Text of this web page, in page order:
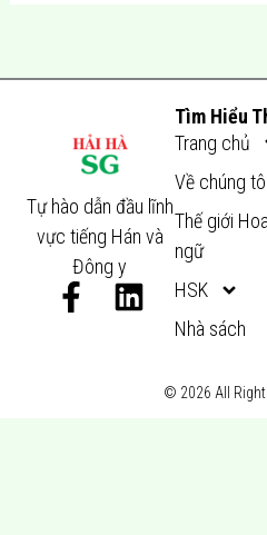
Tự hào dẫn đầu lĩnh
vực tiếng Hán và
Đông y
F
L
Tìm Hiểu
Trang chủ
Về chúng tôi
Thế giới Hoa
ngữ
HSK
Nhà sách
© 2026 All